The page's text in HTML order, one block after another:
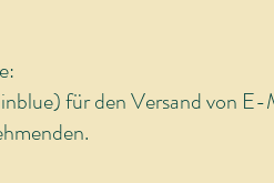
für den Versand von